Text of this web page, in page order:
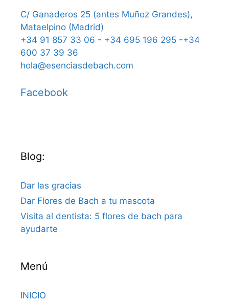
C/ Ganaderos 25 (antes Muñoz Grandes),
Mataelpino (Madrid)
+34 91 857 33 06 - +34 695 196 295 -+34
600 37 39 36
hola@esenciasdebach.com
Facebook
Blog:
Dar las gracias
Dar Flores de Bach a tu mascota
Visita al dentista: 5 flores de bach para
ayudarte
Menú
INICIO